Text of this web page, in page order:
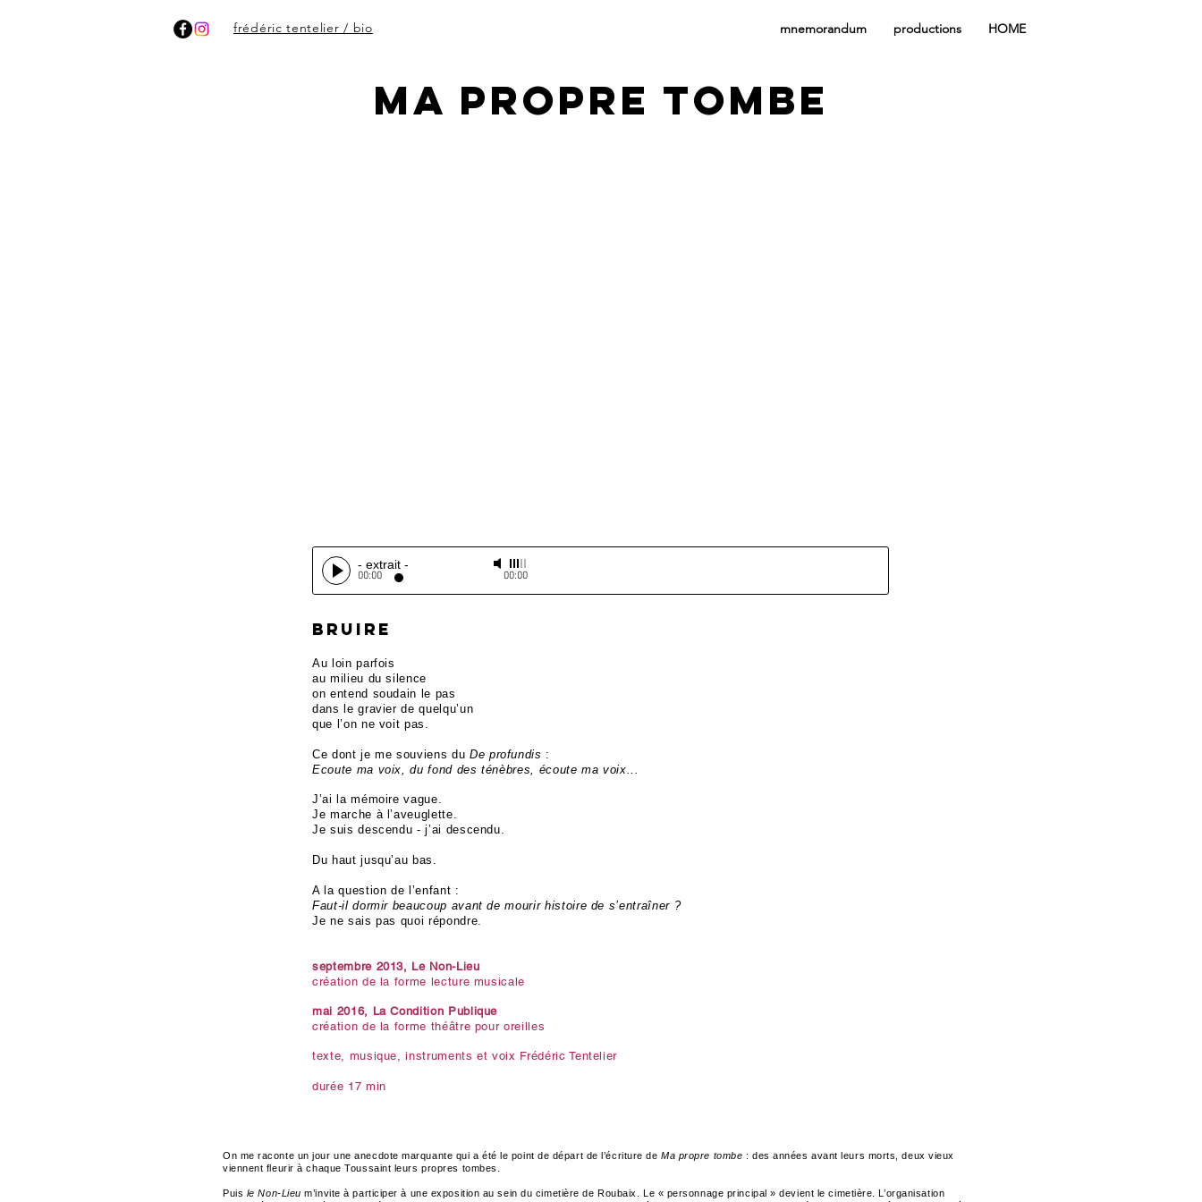
frédéric tentelier / bio mnemorandum productions HOME
ma propre TOMBE
- extrait -
00:00 00:00
BRUIRE
Au loin parfois
au milieu du silence
on entend soudain le pas
dans le gravier de quelqu’un
que l’on ne voit pas.
Ce dont je me souviens du De profundis :
Ecoute ma voix, du fond des ténèbres, écoute ma voix...
J’ai la mémoire vague.
Je marche à l’aveuglette.
Je suis descendu - j’ai descendu.
Du haut jusqu’au bas.
A la question de l’enfant :
Faut-il dormir beaucoup avant de mourir histoire de s’entraîner ?
Je ne sais pas quoi répondre.
septembre 2013, Le Non-Lieu
création de la forme lecture musicale
mai 2016, La Condition Publique
création de la forme théâtre pour oreilles
texte, musique, instruments et voix Frédéric Tentelier
durée 17 min
On me raconte un jour une anecdote marquante qui a été le point de départ de l’écriture deMa propre tombe : des années avant leurs morts, deux vieux
viennent fleurir à chaque Toussaint leurs propres tombes.
Puis le Non-Lieu m’invite à participer à une exposition au sein du cimetière de Roubaix. Le « personnage principal » devient le cimetière. L’organisation